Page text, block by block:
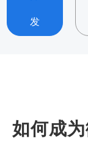
发
如何成